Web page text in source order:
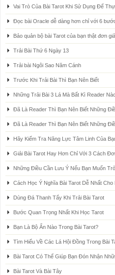
Vai Trò Của Bài Tarot Khi Sử Dụng Để
Đọc bài Oracle dễ dàng hơn chỉ với 6
Bảo quản bộ bài Tarot của bạn thật đơn
Trải Bài Thứ 6 Ngày 13
Trải bài Ngôi Sao Năm Cánh
Trước Khi Trải Bài Thì Bạn Nên Biết
Những Trải Bài 3 Lá Mà Bất Kì Reader
Đã Là Reader Thì Bạn Nên Biết Những
Đã Là Reader Thì Bạn Nên Biết Những
Hãy Kiểm Tra Năng Lực Tâm Linh Của
Giải Bài Tarot Hay Hơn Chỉ Với 3 Cách
Những Điều Cần Lưu Ý Nếu Bạn Muốn
Cách Học Ý Nghĩa Bài Tarot Dễ Nhất Cho
Dùng Đá Thanh Tẩy Khi Trải Bài Tarot
Bước Quan Trọng Nhất Khi Học Tarot
Bạn Là Bộ Ẩn Nào Trong Bài Tarot?
Tìm Hiểu Về Các Lá Hội Đồng Trong Bài
Bài Tarot Có Thể Giúp Bạn Đón Nhận
Bài Tarot Và Bài Tây